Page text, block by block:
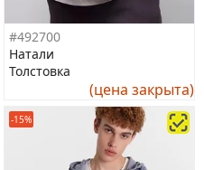
#492700
Натали
Толстовка
(цена закрыта)
-15%